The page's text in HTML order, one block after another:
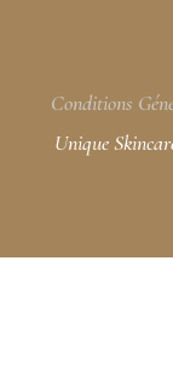
Conditions
Unique